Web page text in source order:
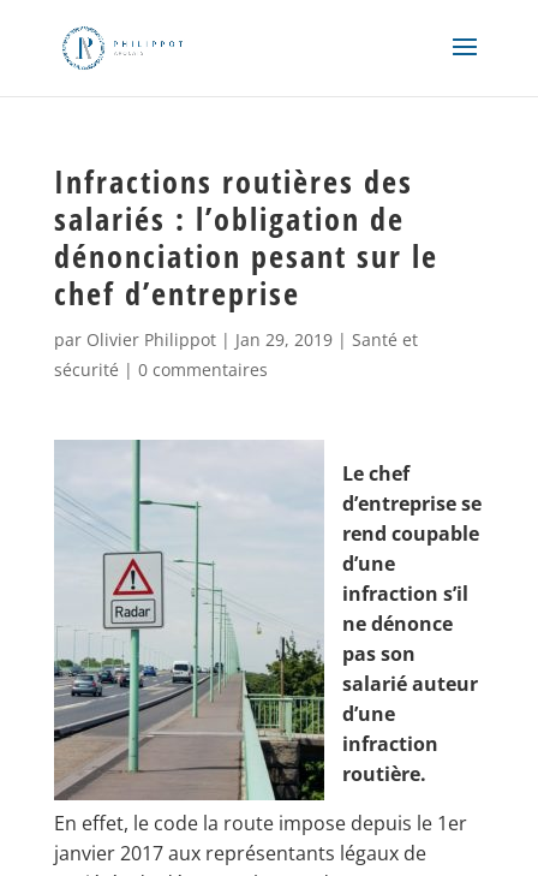
Infractions routières des
salariés : l’obligation de
dénonciation pesant sur le
chef d’entreprise
par Olivier Philippot| Jan 29, 2019| Santé et
sécurité | 0 commentaires
Le chef
d’entreprise se
rend coupable
d’une
infraction s’il
ne dénonce
pas son
salarié auteur
d’une
infraction
routière.
En effet, le code la route impose depuis le 1er
janvier 2017 aux représentants légaux de